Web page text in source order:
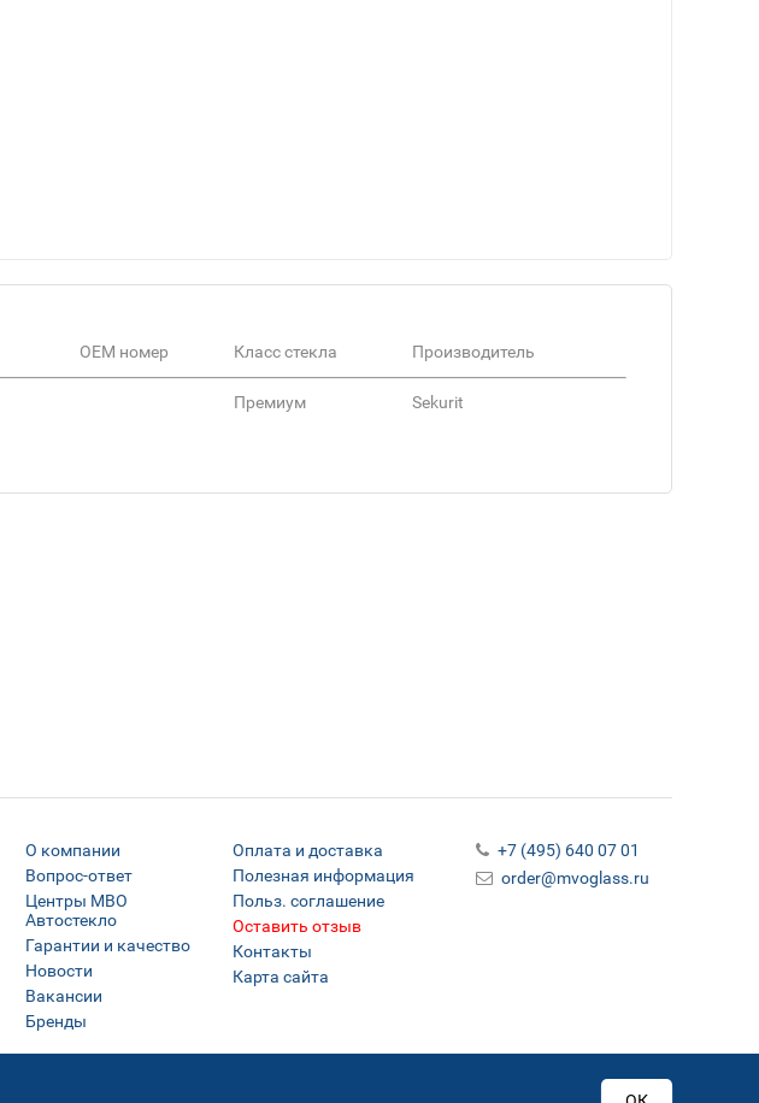
ОЕМ номер Класс стекла Производитель
Премиум Sekurit
О компании
Вопрос-ответ
Центры МВО
Автостекло
Гарантии и качество
Новости
Вакансии
Бренды
Оплата и доставка
Полезная информация
Польз. соглашение
Оставить отзыв
Контакты
Карта сайта
+7 (495) 640 07 01
order@mvoglass.ru